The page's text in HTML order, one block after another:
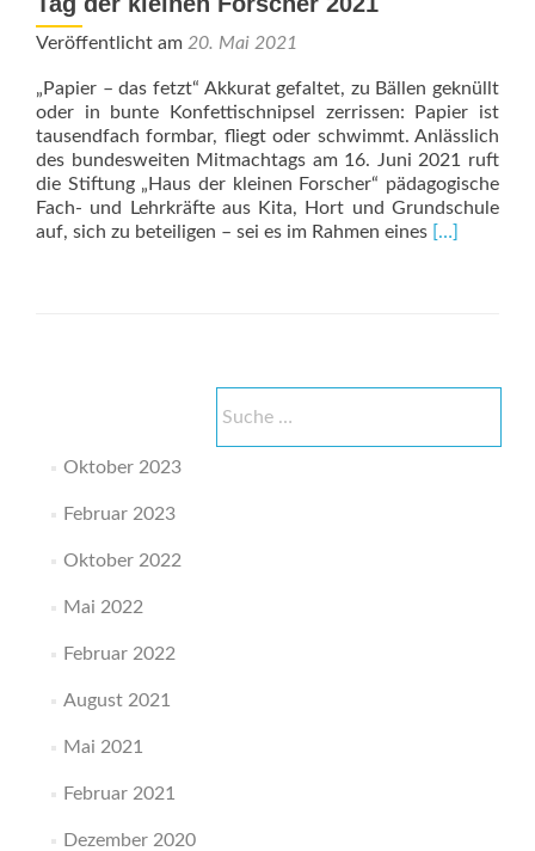
Veröffentlicht am 20. Mai 2021
„Papier – das fetzt“ Akkurat gefaltet, zu Bällen geknüllt
oder in bunte Konfettischnipsel zerrissen: Papier ist
tausendfach formbar, fliegt oder schwimmt. Anlässlich
des bundesweiten Mitmachtags am 16. Juni 2021 ruft
die Stiftung „Haus der kleinen Forscher“ pädagogische
Fach- und Lehrkräfte aus Kita, Hort und Grundschule
auf, sich zu beteiligen – sei es im Rahmen eines Read
[…]
nach:
Oktober 2023
Februar 2023
Oktober 2022
Mai 2022
Februar 2022
August 2021
Mai 2021
Februar 2021
Dezember 2020